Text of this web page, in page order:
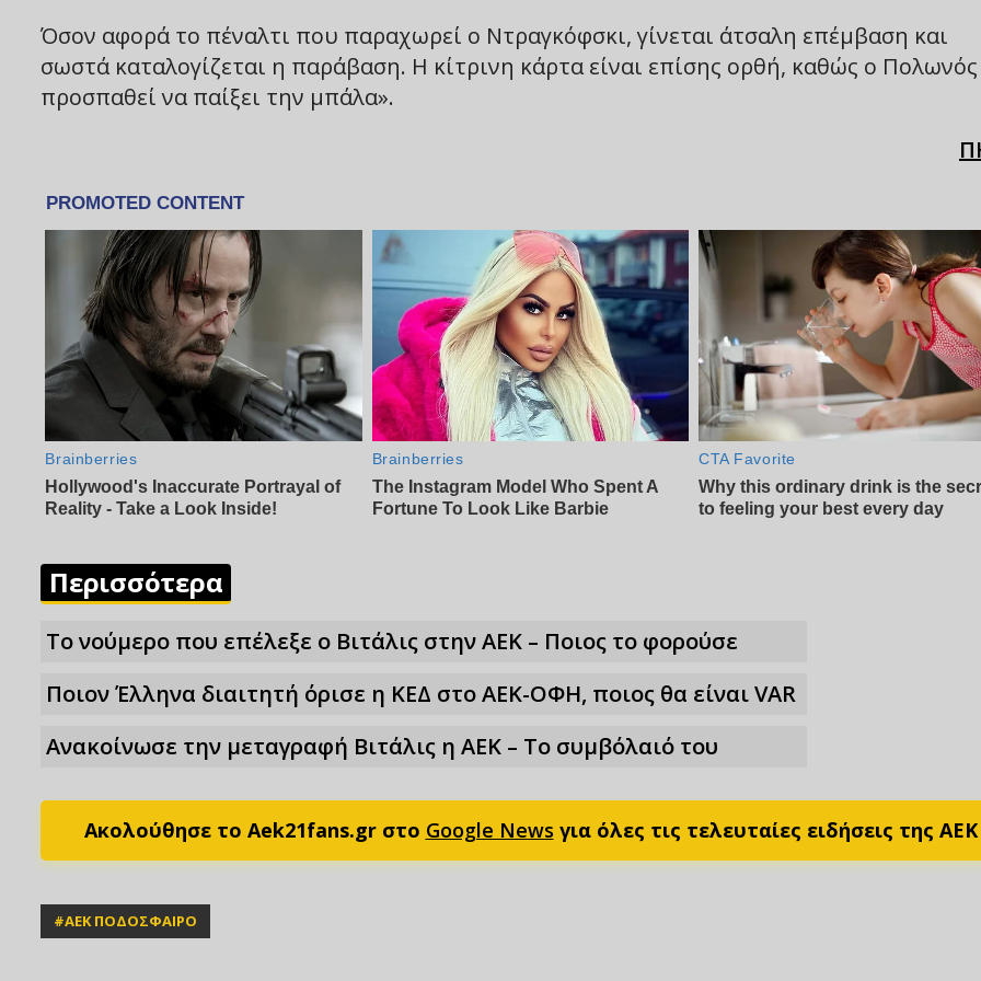
Όσον αφορά το πέναλτι που παραχωρεί ο Ντραγκόφσκι, γίνεται άτσαλη επέμβαση και
σωστά καταλογίζεται η παράβαση. Η κίτρινη κάρτα είναι επίσης ορθή, καθώς ο Πολωνός
προσπαθεί να παίξει την μπάλα».
Περισσότερα
Το νούμερο που επέλεξε ο Βιτάλις στην ΑΕΚ – Ποιος το φορούσε
Ποιον Έλληνα διαιτητή όρισε η ΚΕΔ στο ΑΕΚ-ΟΦΗ, ποιος θα είναι VAR
Ανακοίνωσε την μεταγραφή Βιτάλις η ΑΕΚ – Το συμβόλαιό του
Ακολούθησε το Aek21fans.gr στο Google News για όλες τις τελευταίες ειδήσεις της ΑΕΚ
#ΑΕΚ ΠΟΔΟΣΦΑΙΡΟ